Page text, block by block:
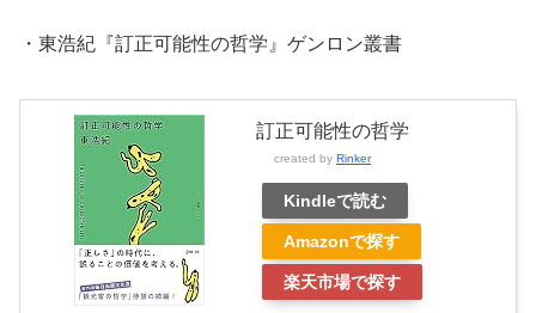
・東浩紀『訂正可能性の哲学』ゲンロン叢書
訂正可能性の哲学
created by Rinker
Kindleで読む
Amazonで探す
楽天市場で探す